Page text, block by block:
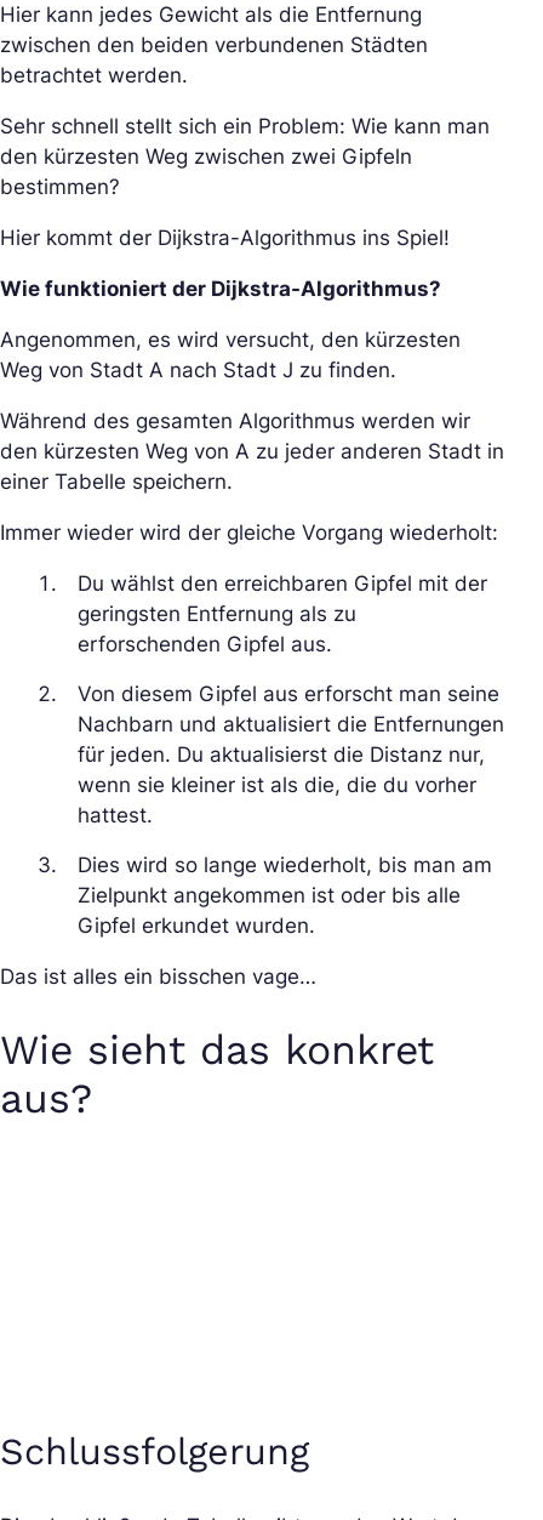
Hier kann jedes Gewicht als die Entfernung
zwischen den beiden verbundenen Städten
betrachtet werden.
Sehr schnell stellt sich ein Problem: Wie kann man
den kürzesten Weg zwischen zwei Gipfeln
bestimmen?
Hier kommt der Dijkstra-Algorithmus ins Spiel!
Wie funktioniert der Dijkstra-Algorithmus?
Angenommen, es wird versucht, den kürzesten
Weg von Stadt A nach Stadt J zu finden.
Während des gesamten Algorithmus werden wir
den kürzesten Weg von A zu jeder anderen Stadt in
einer Tabelle speichern.
Immer wieder wird der gleiche Vorgang wiederholt:
Du wählst den erreichbaren Gipfel mit der
geringsten Entfernung als zu
erforschenden Gipfel aus.
Von diesem Gipfel aus erforscht man seine
Nachbarn und aktualisiert die Entfernungen
für jeden. Du aktualisierst die Distanz nur,
wenn sie kleiner ist als die, die du vorher
hattest.
Dies wird so lange wiederholt, bis man am
Zielpunkt angekommen ist oder bis alle
Gipfel erkundet wurden.
Das ist alles ein bisschen vage…
Wie sieht das konkret
aus?
Schlussfolgerung